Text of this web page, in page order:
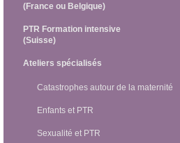
(France ou Belgique)
PTR Formation intensive
(Suisse)
Ateliers spécialisés
Catastrophes autour de la maternité
Enfants et PTR
Sexualité et PTR